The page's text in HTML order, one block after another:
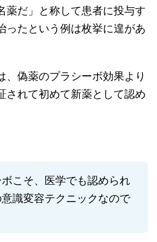
薬だ」と称して患者に投与す
ったという例は枚挙に遑があ
、偽薬のプラシーボ効果より
されて初めて新薬として認め
こそ、医学でも認められ
識変容テクニックなので